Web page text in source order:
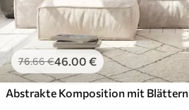
76.66€46.00 €
Abstrakte Komposition mit Blättern